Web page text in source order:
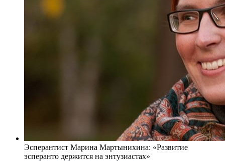
Эсперантист Марина Мартынихина: «Развитие
эсперанто держится на энтузиастах»